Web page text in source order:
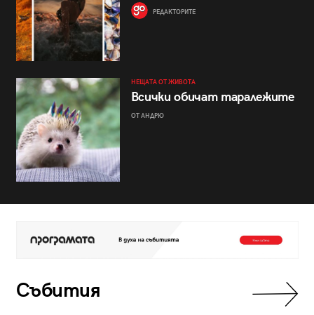
РЕДАКТОРИТЕ
НЕЩАТА ОТ ЖИВОТА
Всички обичат таралежите
ОТ АНДРЮ
Събития